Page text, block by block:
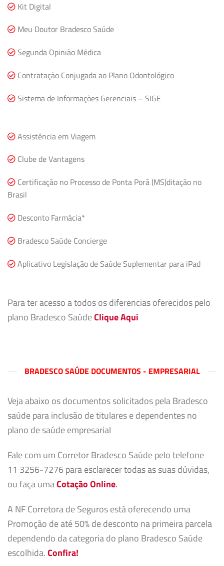
Kit Digital
Meu Doutor Bradesco Saúde
Segunda Opinião Médica
Contratação Conjugada ao Plano Odontológico
Sistema de Informações Gerenciais – SIGE
Assistência em Viagem
Clube de Vantagens
Certificação no Processo de Ponta Porã (MS)ditação no
Brasil
Desconto Farmácia*
Bradesco Saúde Concierge
Aplicativo Legislação de Saúde Suplementar para iPad
Para ter acesso a todos os diferencias oferecidos pelo
plano Bradesco SaúdeClique Aqui
BRADESCO SAÚDE DOCUMENTOS - EMPRESARIAL
Veja abaixo os documentos solicitados pela Bradesco
saúde para inclusão de titulares e dependentes no
plano de saúde empresarial
Fale com um Corretor Bradesco Saúde pelo telefone
11 3256-7276 para esclarecer todas as suas dúvidas,
ou faça umaCotação Online.
A NF Corretora de Seguros está oferecendo uma
Promoção de até 50% de desconto na primeira parcela
dependendo da categoria do plano Bradesco Saúde
escolhida.Confira!